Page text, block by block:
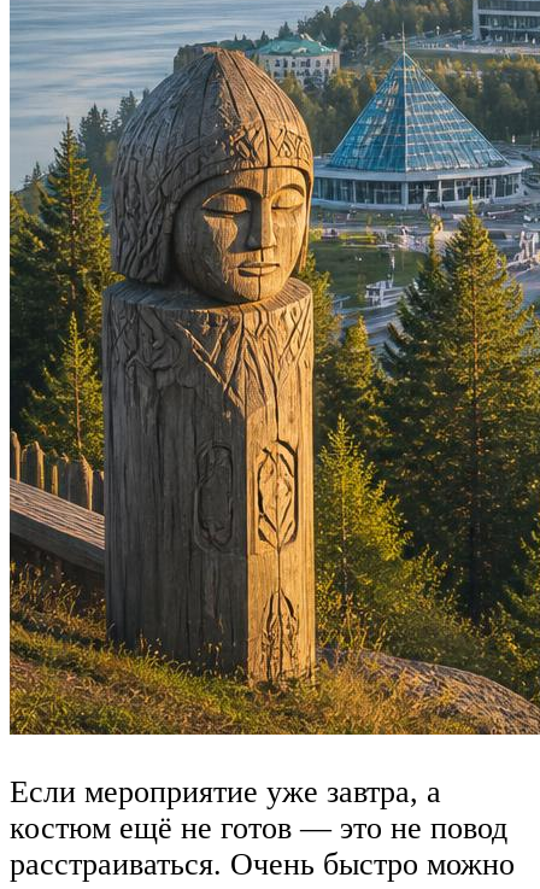
Если мероприятие уже завтра, а
костюм ещё не готов — это не повод
расстраиваться. Очень быстро можно